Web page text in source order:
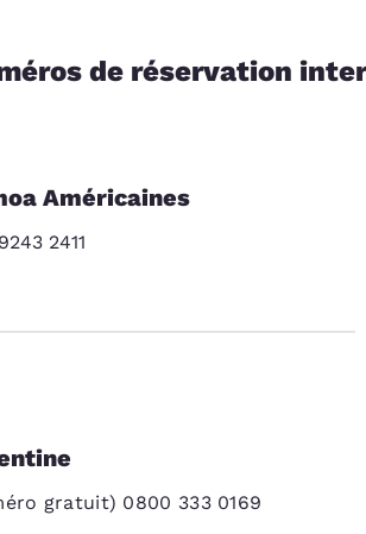
de réservation
Américaines
2411
gratuit) 0800 333 0169